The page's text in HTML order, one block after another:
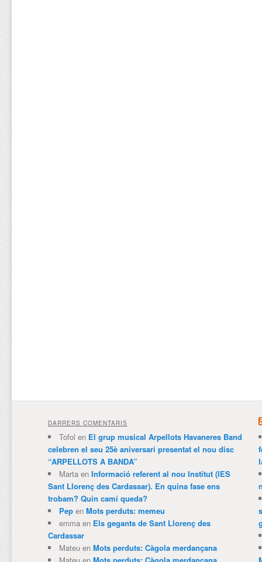
DARRERS COMENTARIS
Tofol en El grup musical Arpellots Havaneres Band
celebren el seu 25è aniversari presentat el nou disc
“ARPELLOTS A BANDA”
Martaen Informació referent al nou Institut (IES
Sant Llorenç des Cardassar). En quina fase ens
trobam? Quin camí queda?
Pepen Mots perduts: memeu
emmaen Els gegants de Sant Llorenç des
Cardassar
Mateuen Mots perduts: Càgola merdançana